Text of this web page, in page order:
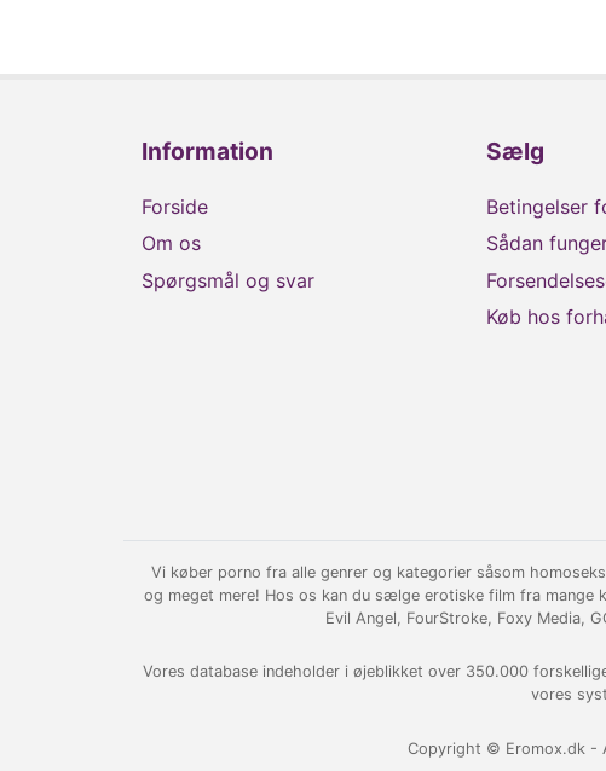
Information
Forside
Om os
Spørgsmål og svar
Sælg
Betingelser
Sådan
Køb hos
Vi køber porno fra alle genrer og kategorier såsom
og meget mere! Hos os kan du sælge erotiske film fra mange
Evil Angel, FourStroke, Foxy Media,
Vores database indeholder i øjeblikket over 350.000
vores
Copyright © Eromox.dk -